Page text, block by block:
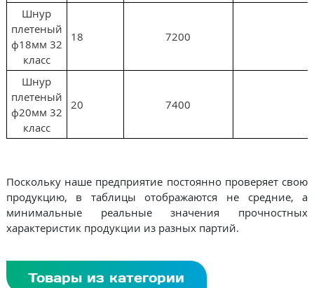
Шнур
плетеный
ф18мм 32
класс
18 7200
Шнур
плетеный
ф20мм 32
класс
20 7400
Поскольку наше предприятие постоянно проверяет свою
продукцию, в таблицы отображаются не средние, а
минимальные реальные значения прочностных
характеристик продукции из разных партий.
Товары из категории